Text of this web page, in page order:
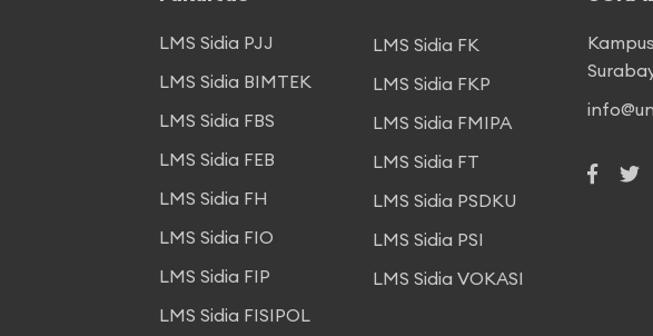
LMS Sidia PJJ
LMS Sidia BIMTEK
LMS Sidia FBS
LMS Sidia FEB
LMS Sidia FH
LMS Sidia FIO
LMS Sidia FIP
LMS Sidia FISIPOL
LMS Sidia FK
LMS Sidia FKP
LMS Sidia FMIPA
LMS Sidia FT
LMS Sidia PSDKU
LMS Sidia PSI
LMS Sidia VOKASI